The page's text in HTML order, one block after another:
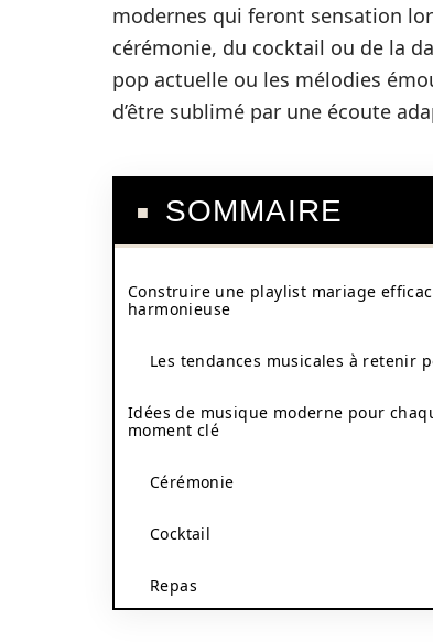
modernes qui feront sensation
cérémonie, du cocktail ou de la
pop actuelle ou les mélodies
d’être sublimé par une écoute
SOMMAIRE
Construire une playlist mariage
harmonieuse
Les tendances musicales à retenir
Idées de musique moderne pour
moment clé
Cérémonie
Cocktail
Repas